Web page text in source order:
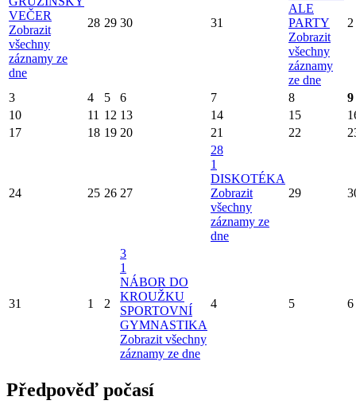
VEČER
Zobrazit
všechny
záznamy ze
dne
28 29 30 31
ALE
PARTY
Zobrazit
všechny
záznamy
ze dne
2
3 4 5 6 7 8
9
10
11 12 13 14 15
17
18 19 20 21 22
24 25 26 27
28
1
DISKOTÉKA
Zobrazit
všechny
záznamy ze
dne
29
31 1 2
3
1
NÁBOR DO
KROUŽKU
SPORTOVNÍ
GYMNASTIKA
Zobrazit všechny
záznamy ze dne
4 5 6
Předpověď počasí